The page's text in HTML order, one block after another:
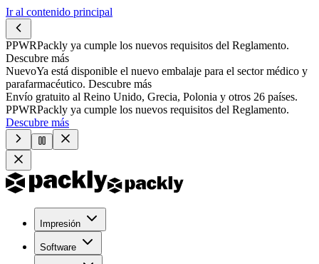
Ir al contenido principal
PPWRPackly ya cumple los nuevos requisitos del Reglamento.
Descubre más
NuevoYa está disponible el nuevo embalaje para el sector médico y
parafarmacéutico. Descubre más
Envío gratuito al Reino Unido, Grecia, Polonia y otros 26 países.
PPWRPackly ya cumple los nuevos requisitos del Reglamento.
Descubre más
Impresión
Software